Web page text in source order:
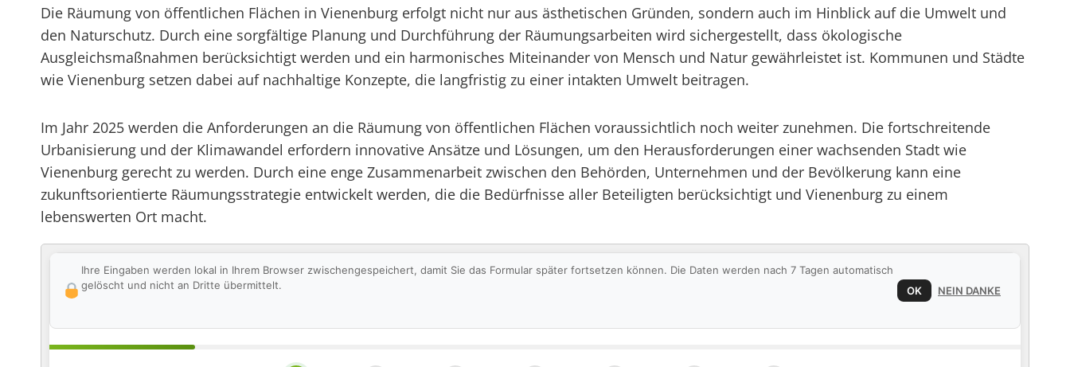
Die Räumung von öffentlichen Flächen in Vienenburg erfolgt nicht nur aus ästhetischen Gründen, sondern auch im Hinblick auf die Umwelt und
den Naturschutz. Durch eine sorgfältige Planung und Durchführung der Räumungsarbeiten wird sichergestellt, dass ökologische
Ausgleichsmaßnahmen berücksichtigt werden und ein harmonisches Miteinander von Mensch und Natur gewährleistet ist. Kommunen und Städte
wie Vienenburg setzen dabei auf nachhaltige Konzepte, die langfristig zu einer intakten Umwelt beitragen.
Im Jahr 2025 werden die Anforderungen an die Räumung von öffentlichen Flächen voraussichtlich noch weiter zunehmen. Die fortschreitende
Urbanisierung und der Klimawandel erfordern innovative Ansätze und Lösungen, um den Herausforderungen einer wachsenden Stadt wie
Vienenburg gerecht zu werden. Durch eine enge Zusammenarbeit zwischen den Behörden, Unternehmen und der Bevölkerung kann eine
zukunftsorientierte Räumungsstrategie entwickelt werden, die die Bedürfnisse aller Beteiligten berücksichtigt und Vienenburg zu einem
lebenswerten Ort macht.
Ihre Eingaben werden lokal in Ihrem Browser zwischengespeichert, damit Sie das Formular später fortsetzen können. Die Daten werden nach 7 Tagen automatisch
gelöscht und nicht an Dritte übermittelt.
OK NEIN DANKE